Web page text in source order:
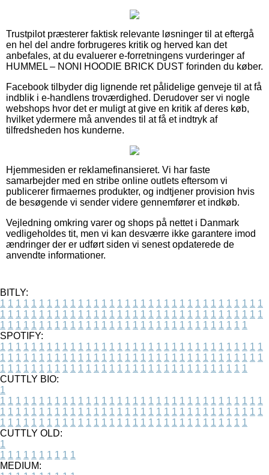
Trustpilot præsterer faktisk relevante løsninger til at eftergå
en hel del andre forbrugeres kritik og herved kan det
anbefales, at du evaluerer e-forretningens vurderinger af
HUMMEL – NONI HOODIE BRICK DUST forinden du køber.
Facebook tilbyder dig lignende ret pålidelige genveje til at få
indblik i e-handlens troværdighed. Derudover ser vi nogle
webshops hvor det er muligt at give en kritik af deres køb,
hvilket ydermere må anvendes til at få et indtryk af
tilfredsheden hos kunderne.
Hjemmesiden er reklamefinansieret. Vi har faste
samarbejder med en stribe online outlets eftersom vi
publicerer firmaernes produkter, og indtjener provision hvis
de besøgende vi sender videre gennemfører et indkøb.
Vejledning omkring varer og shops på nettet i Danmark
vedligeholdes tit, men vi kan desværre ikke garantere imod
ændringer der er udført siden vi senest opdaterede de
anvendte informationer.
BITLY:
1 1 1 1 1 1 1 1 1 1 1 1 1 1 1 1 1 1 1 1 1 1 1 1 1 1 1 1 1 1 1 1 1 1
1 1 1 1 1 1 1 1 1 1 1 1 1 1 1 1 1 1 1 1 1 1 1 1 1 1 1 1 1 1 1 1 1 1
1 1 1 1 1 1 1 1 1 1 1 1 1 1 1 1 1 1 1 1 1 1 1 1 1 1 1 1 1 1 1 1
SPOTIFY:
1 1 1 1 1 1 1 1 1 1 1 1 1 1 1 1 1 1 1 1 1 1 1 1 1 1 1 1 1 1 1 1 1 1
1 1 1 1 1 1 1 1 1 1 1 1 1 1 1 1 1 1 1 1 1 1 1 1 1 1 1 1 1 1 1 1 1 1
1 1 1 1 1 1 1 1 1 1 1 1 1 1 1 1 1 1 1 1 1 1 1 1 1 1 1 1 1 1 1 1
CUTTLY BIO:
1
1 1 1 1 1 1 1 1 1 1 1 1 1 1 1 1 1 1 1 1 1 1 1 1 1 1 1 1 1 1 1 1 1 1
1 1 1 1 1 1 1 1 1 1 1 1 1 1 1 1 1 1 1 1 1 1 1 1 1 1 1 1 1 1 1 1 1 1
1 1 1 1 1 1 1 1 1 1 1 1 1 1 1 1 1 1 1 1 1 1 1 1 1 1 1 1 1 1 1 1
CUTTLY OLD:
1
1 1 1 1 1 1 1 1 1 1
MEDIUM: